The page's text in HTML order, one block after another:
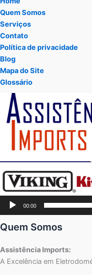
Quem Somos
Serviços
Contato
Política de privacidade
Blog
Mapa do Site
Glossário
Tocador
vídeo
00:00
Quem Somos
Assistência Imports:
A Excelência em